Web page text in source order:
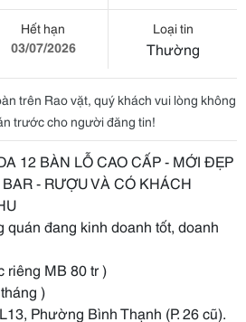
Hết hạn
03/07/2026
Loại tin
Thường
trên Rao vặt, quý khách vui lòng không
trước cho người đăng tin!
12 BÀN LỖ CAO CẤP - MỚI ĐẸP
- RƯỢU VÀ CÓ KHÁCH
quán đang kinh doanh tốt, doanh
riêng MB 80 tr )
)
Phường Bình Thạnh (P. 26 cũ).